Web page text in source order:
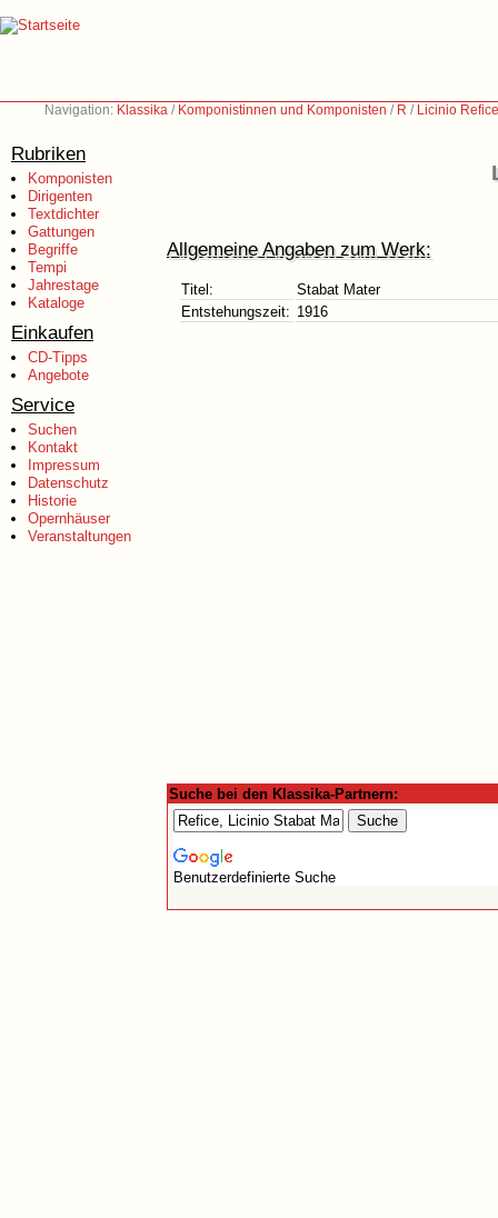
Navigation: Klassika / Komponistinnen und Komponisten / R / Licinio
Rubriken
Komponisten
Dirigenten
Textdichter
Gattungen
Begriffe
Tempi
Jahrestage
Kataloge
Einkaufen
CD-Tipps
Angebote
Service
Suchen
Kontakt
Impressum
Datenschutz
Historie
Opernhäuser
Veranstaltungen
Allgemeine Angaben zum Werk:
Titel:
Stabat Mater
Entstehungszeit: 1916
Suche bei den Klassika-Partnern:
Benutzerdefinierte Suche